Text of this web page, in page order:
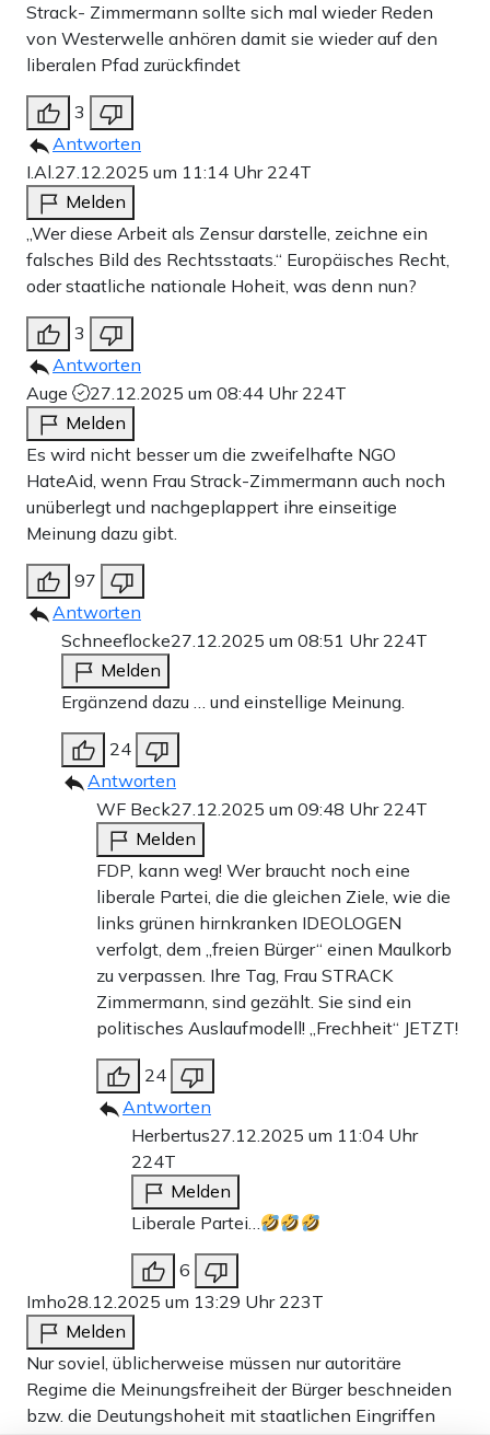
Strack- Zimmermann sollte sich mal wieder Reden
von Westerwelle anhören damit sie wieder auf den
liberalen Pfad zurückfindet
3
Antworten
I.Al.27.12.2025 um 11:14 Uhr 224T
Melden
„Wer diese Arbeit als Zensur darstelle, zeichne ein
falsches Bild des Rechtsstaats.“ Europäisches Recht,
oder staatliche nationale Hoheit, was denn nun?
3
Antworten
Auge
27.12.2025 um 08:44 Uhr 224T
Melden
Es wird nicht besser um die zweifelhafte NGO
HateAid, wenn Frau Strack-Zimmermann auch noch
unüberlegt und nachgeplappert ihre einseitige
Meinung dazu gibt.
97
Antworten
Schneeflocke27.12.2025 um 08:51 Uhr 224T
Melden
Ergänzend dazu … und einstellige Meinung.
24
Antworten
WF Beck27.12.2025 um 09:48 Uhr 224T
Melden
FDP, kann weg! Wer braucht noch eine
liberale Partei, die die gleichen Ziele, wie die
links grünen hirnkranken IDEOLOGEN
verfolgt, dem „freien Bürger“ einen Maulkorb
zu verpassen. Ihre Tag, Frau STRACK
Zimmermann, sind gezählt. Sie sind ein
politisches Auslaufmodell! „Frechheit“ JETZT!
24
Antworten
Herbertus27.12.2025 um 11:04 Uhr
224T
Melden
Liberale Partei…
6
Imho28.12.2025 um 13:29 Uhr 223T
Melden
Nur soviel, üblicherweise müssen nur autoritäre
Regime die Meinungsfreiheit der Bürger beschneiden
bzw. die Deutungshoheit mit staatlichen Eingriffen